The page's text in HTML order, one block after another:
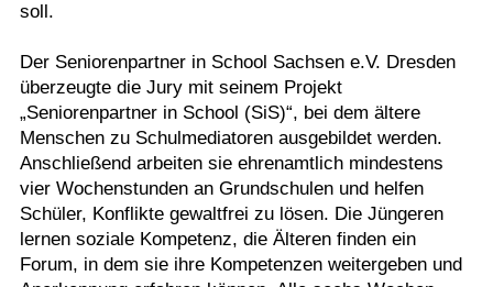
soll.
Der Seniorenpartner in School Sachsen e.V. Dresden
überzeugte die Jury mit seinem Projekt
„Seniorenpartner in School (SiS)“, bei dem ältere
Menschen zu Schulmediatoren ausgebildet werden.
Anschließend arbeiten sie ehrenamtlich mindestens
vier Wochenstunden an Grundschulen und helfen
Schüler, Konflikte gewaltfrei zu lösen. Die Jüngeren
lernen soziale Kompetenz, die Älteren finden ein
Forum, in dem sie ihre Kompetenzen weitergeben und